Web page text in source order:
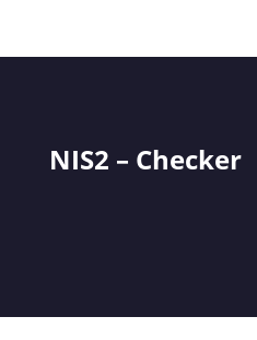
NIS2 – Checker